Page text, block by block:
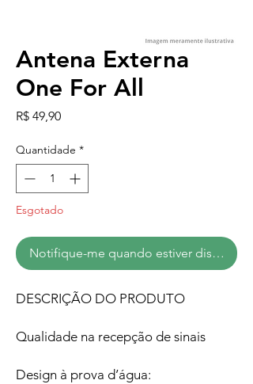
Antena Externa
One For All
R$ 49,90Preço
Quantidade *
Esgotado
Notifique-me quando estiver disponível
DESCRIÇÃO DO PRODUTO
Qualidade na recepção de sinais
Design à prova d’água: